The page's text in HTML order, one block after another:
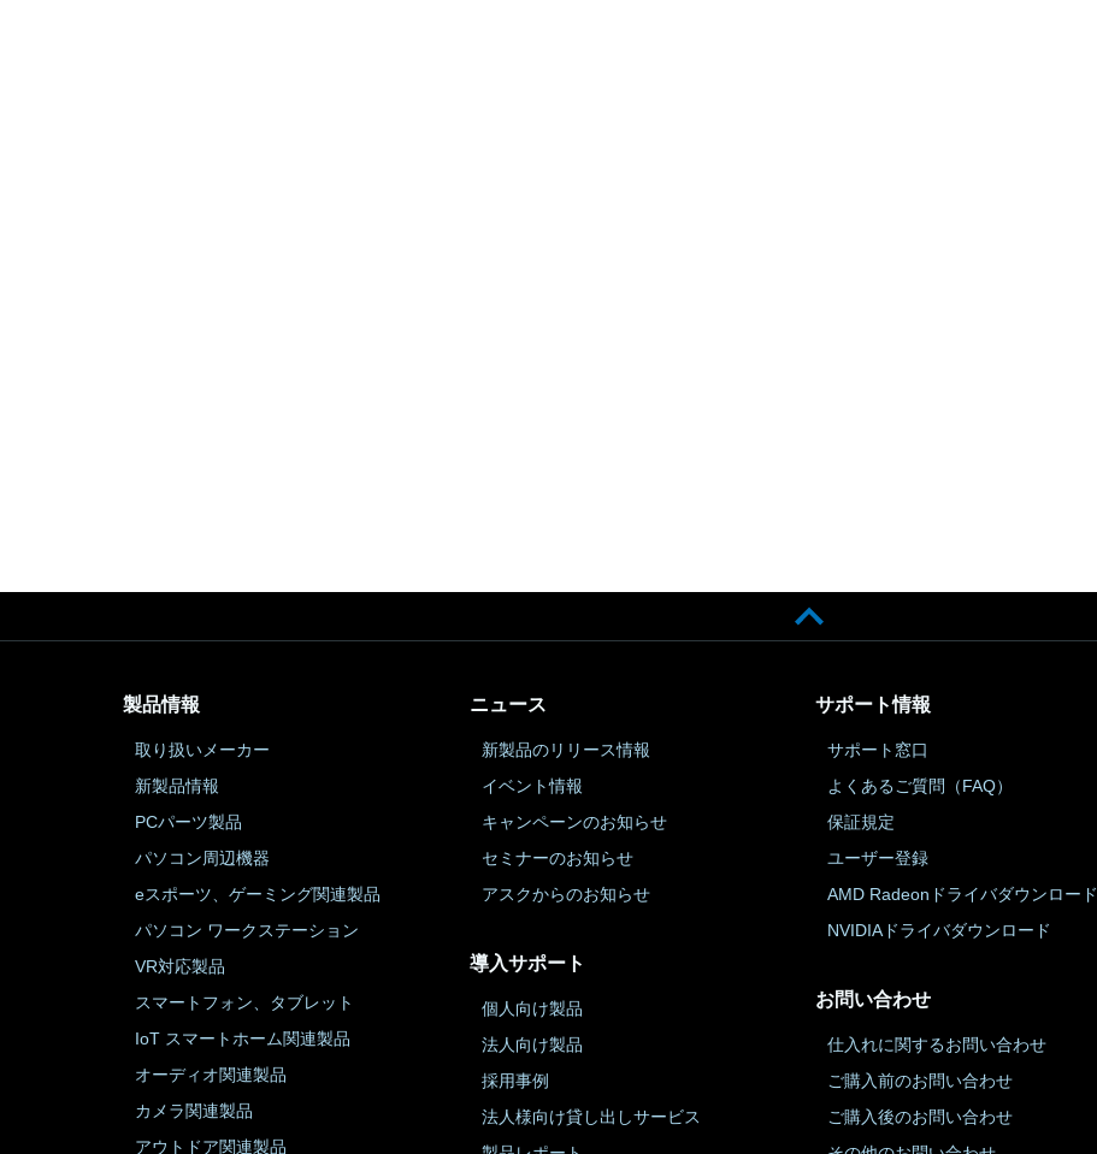
製品情報
取り扱いメーカー
新製品情報
PCパーツ製品
パソコン周辺機器
eスポーツ、ゲーミング関連製品
パソコン ワークステーション
VR対応製品
スマートフォン、タブレット
IoT スマートホーム関連製品
オーディオ関連製品
カメラ関連製品
アウトドア関連製品
ニュース
新製品のリリース情報
イベント情報
キャンペーンのお知らせ
セミナーのお知らせ
アスクからのお知らせ
導入サポート
個人向け製品
法人向け製品
採用事例
法人様向け貸し出しサービス
サポート情報
サポート窓口
よくあるご質問（FAQ）
保証規定
ユーザー登録
AMD Radeonドライバダウンロード
NVIDIAドライバダウンロード
お問い合わせ
仕入れに関するお問い合わせ
ご購入前のお問い合わせ
ご購入後のお問い合わせ